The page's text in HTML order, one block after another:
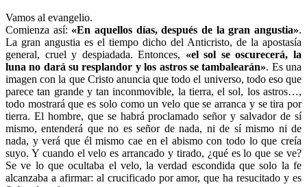
Vamos al evangelio.
Comienza así: «En aquellos días, después de la gran angustia».
La gran angustia es el tiempo dicho del Anticristo, de la apostasía
general, cruel y despiadada. Entonces, «el sol se oscurecerá, la
luna no dará su resplandor y los astros se tambalearán». Es una
imagen con la que Cristo anuncia que todo el universo, todo eso que
parece tan grande y tan inconmovible, la tierra, el sol, los astros…,
todo mostrará que es solo como un velo que se arranca y se tira por
tierra. El hombre, que se habrá proclamado señor y salvador de sí
mismo, entenderá que no es señor de nada, ni de sí mismo ni de
nada, y verá que él mismo cae en el abismo con todo lo que creía
suyo. Y cuando el velo es arrancado y tirado, ¿qué es lo que se ve?
Se ve lo que ocultaba el velo, la verdad escondida que solo la fe
alcanzaba a afirmar: al crucificado por amor, que ha resucitado y es